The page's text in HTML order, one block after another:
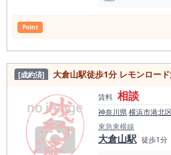
Point
[成約済] 大倉山駅徒歩1分 レモンロード沿い24時
賃料 相談
神奈川県横浜市港北
東急東横線
大倉山駅 徒歩1分